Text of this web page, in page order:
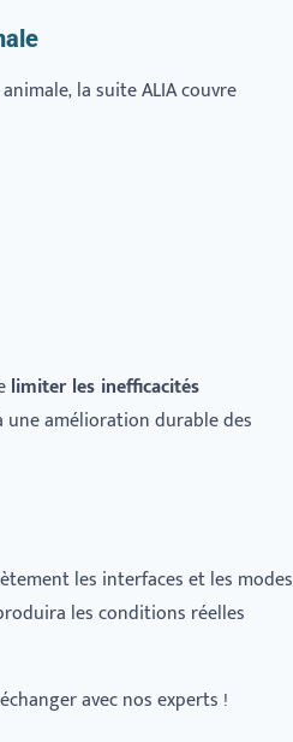
la suite ALIA couvre
limiter les inefficacités
amélioration durable des
les interfaces et les modes
les conditions réelles
avec nos experts !